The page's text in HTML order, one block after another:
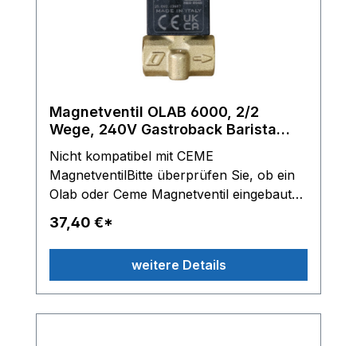
Magnetventil OLAB 6000, 2/2
Wege, 240V Gastroback Barista
Espressomaschine
Nicht kompatibel mit CEME
MagnetventilBitte überprüfen Sie, ob ein
Olab oder Ceme Magnetventil eingebaut
ist. Die neue Messingversion wird direkt
aus OT57-Messing hergestellt, dass keiner
weiteren Behandlung bedarf. Dank dieser
Materialanpassung ist das Produkt noch
sicherer, natürlicher und nachhaltiger in
37,40 €*
weitere Details